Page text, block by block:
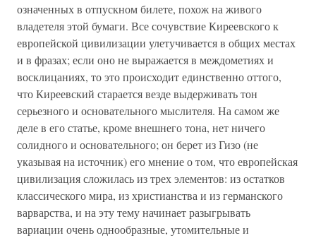
означенных в отпускном билете, похож на живого
владетеля этой бумаги. Все сочувствие Киреевского к
европейской цивилизации улетучивается в общих местах
и в фразах; если оно не выражается в междометиях и
восклицаниях, то это происходит единственно оттого,
что Киреевский старается везде выдерживать тон
серьезного и основательного мыслителя. На самом же
деле в его статье, кроме внешнего тона, нет ничего
солидного и основательного; он берет из Гизо (не
указывая на источник) его мнение о том, что европейская
цивилизация сложилась из трех элементов: из остатков
классического мира, из христианства и из германского
варварства, и на эту тему начинает разыгрывать
вариации очень однообразные, утомительные и